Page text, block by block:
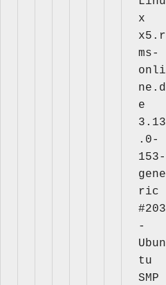
x
x5.r
ms-
onli
ne.d
e
3.13
.0-
153-
gene
ric
#203
-
Ubun
tu
SMP